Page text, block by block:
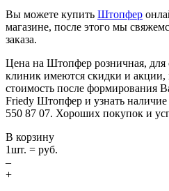
Вы можете купить Штопфер
магазине, после этого мы
заказа.
Цена на Штопфер розничная, для
клиник имеются скидки и
стоимость после формирования
Friedy Штопфер и узнать
550 87 07. Хороших покупок и
В корзину
1шт. = руб.
–
+